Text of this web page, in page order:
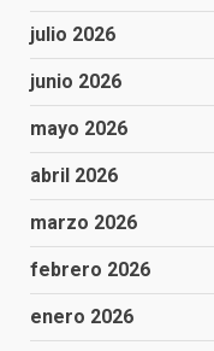
julio 2026
junio 2026
mayo 2026
abril 2026
marzo 2026
febrero 2026
enero 2026